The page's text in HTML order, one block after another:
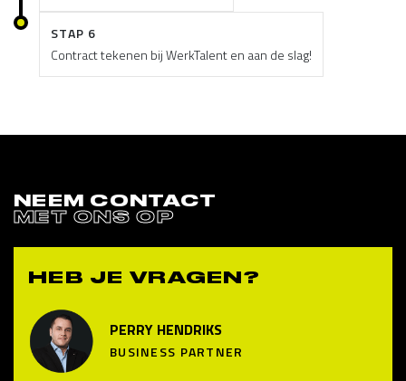
STAP 6
Contract tekenen bij WerkTalent en aan de slag!
NEEM CONTACT
MET ONS OP
HEB JE VRAGEN?
PERRY HENDRIKS
BUSINESS PARTNER